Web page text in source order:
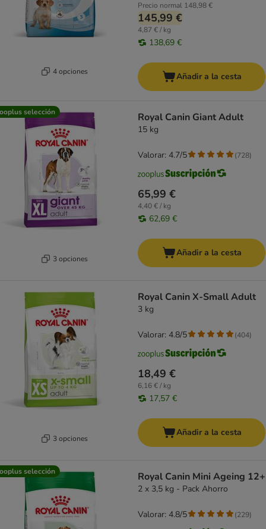
4 opciones
Precio normal 148,98 €
145,99 €
4,87 € / kg
138,69 €
Añadir a la cesta
selección
3 opciones
Royal Canin Giant Adult
15 kg
65,99 €
4,40 € / kg
62,69 €
Valorar: 4.7/5 (728)
Añadir a la cesta
3 opciones
Royal Canin X-Small Adult
3 kg
18,49 €
6,16 € / kg
17,57 €
Valorar: 4.8/5 (404)
Añadir a la cesta
selección Royal Canin Mini Ageing 12+
2 x 3,5 kg - Pack Ahorro
Valorar: 4.8/5 (229)